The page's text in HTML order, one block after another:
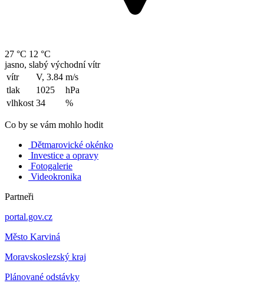
27 °C 12 °C
jasno, slabý východní vítr
vítr
V, 3.84 m/s
tlak
1025
hPa
vlhkost 34 %
Co by se vám mohlo hodit
Dětmarovické okénko
Investice a opravy
Fotogalerie
Videokronika
Partneři
portal.gov.cz
Město Karviná
Moravskoslezský kraj
Plánované odstávky